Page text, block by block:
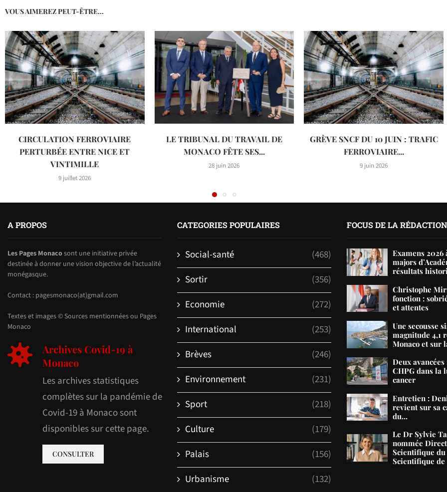
VOUS AIMEREZ PEUT-ÊTRE...
CIRCULATION FERROVIAIRE
PERTURBÉE ENTRE NICE ET
VINTIMILLE
9 juillet 2026
LE TRIBUNAL DU TRAVAIL DE
MONACO FÊTE SES...
28 juin 2026
GRÈVE SNCF DU 10 JUIN : TRAFIC
FERROVIAIRE...
9 juin 2026
A PROPOS
Les Pages Monacosont une initiative privée
destinée à donner une vision objective de l’actualité
monégasque.
Contact : pagesmonaco(at)gmail.com
Textes et images © Sources mentionnées ou Pages
Monaco
Archives Covid-19 à
Monaco
Les archives statistiques
complètes sur la pandémie de
Covid-19 à Monaco sont
disponibles sur cette page.
CONSULTER
CATEGORIES POPULAIRES
Social-santé
(468)
Sortir
(356)
Economie
(272)
International
(253)
Brèves
(246)
Environnement
(231)
Sport
(218)
Culture
(179)
Palais
(156)
Urbanisme
(132)
FOCUS DE LA RÉDACTION
Examens 2026
majors
résultats
Christophe
fonction :
et attentes
Une secousse
magnitude 4,1
Monaco et sur
Deux
CHPG dans la
cancer
Entretien :
revient sur sa
du...
Le Dr Sylvie
nommée
Scientifique du
Scientifique de